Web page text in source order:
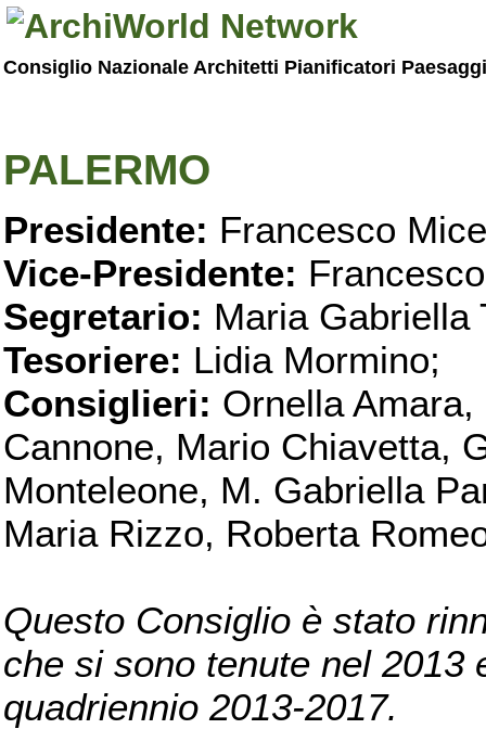
Consiglio Nazionale Architetti Pianificatori
PALERMO
Presidente: Francesco
Vice-Presidente:
Segretario: Maria Gabriella
Tesoriere: Lidia Mormino;
Consiglieri: Ornella
Cannone, Mario Chiavetta,
Monteleone, M. Gabriella
Maria Rizzo, Roberta
Questo Consiglio è stato
che si sono tenute nel 2013
quadriennio 2013-2017.